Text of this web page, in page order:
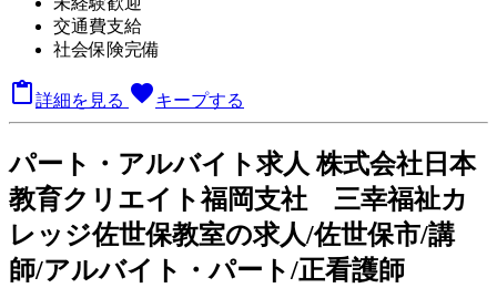
交通費支給
社会保険完備
詳細を見る favoriteキープする
パート ・アルバイト求人 株式会社日本
教育クリエイト福岡支社 三幸福祉カ
レッジ佐世保教室の求人/佐世保市/講
師/アルバイト・パート/正看護師